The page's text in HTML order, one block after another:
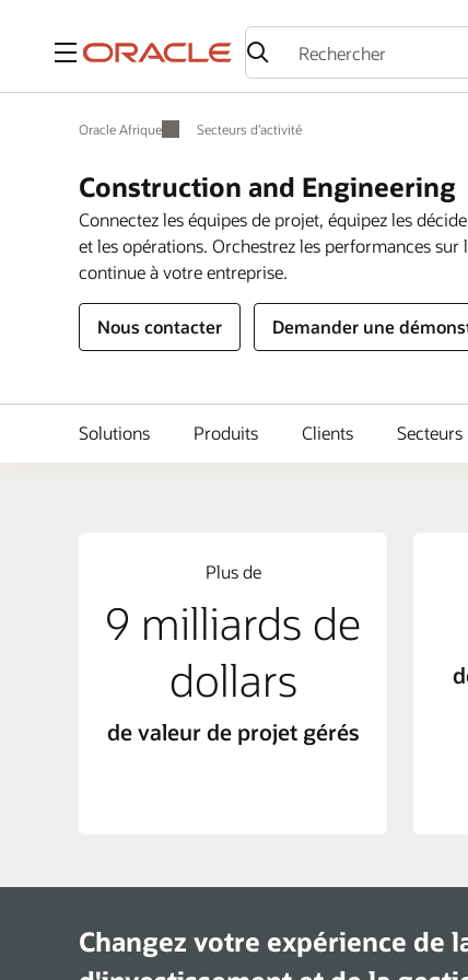
Menu
Oracle Afrique Secteurs d’activité
Construction and Engineering
Connectez les équipes de projet, équipez les
et les opérations. Orchestrez les performances
continue à votre entreprise.
Nous contacter Demander une
Solutions Produits Clients Secteurs
Plus de
9 milliards de
dollars
de valeur de projet gérés
Changez votre expérience de